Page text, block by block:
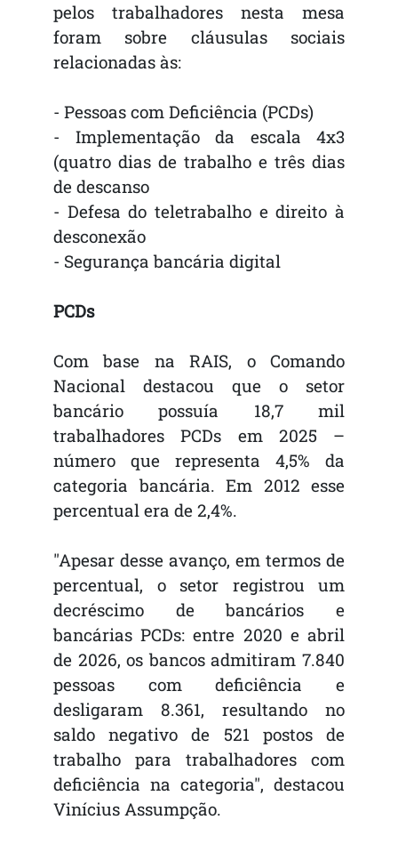
pelos trabalhadores nesta mesa
foram sobre cláusulas sociais
relacionadas às:
- Pessoas com Deficiência (PCDs)
- Implementação da escala 4x3
(quatro dias de trabalho e três dias
de descanso
- Defesa do teletrabalho e direito à
desconexão
- Segurança bancária digital
PCDs
Com base na RAIS, o Comando
Nacional destacou que o setor
bancário possuía 18,7 mil
trabalhadores PCDs em 2025 –
número que representa 4,5% da
categoria bancária. Em 2012 esse
percentual era de 2,4%.
"Apesar desse avanço, em termos de
percentual, o setor registrou um
decréscimo de bancários e
bancárias PCDs: entre 2020 e abril
de 2026, os bancos admitiram 7.840
pessoas com deficiência e
desligaram 8.361, resultando no
saldo negativo de 521 postos de
trabalho para trabalhadores com
deficiência na categoria", destacou
Vinícius Assumpção.